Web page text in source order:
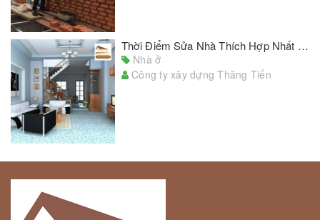
Thời Điểm Sửa Nhà Thích Hợp Nhất Trong Năm
Nhà ở
Công ty xây dựng Thăng Tiến